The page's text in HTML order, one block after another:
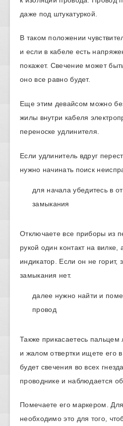
даже под штукатуркой.
В таком положении
и если в кабеле есть
покажет. Свечение может
оно все равно будет.
Еще этим девайсом можно
жилы внутри кабеля
переноске удлинителя.
Если удлинитель вдруг
нужно начинать поиск
для начала убедитесь в
замыкания
Отключаете все приборы из
рукой один контакт на вилке,
индикатор. Если он не горит,
замыкания нет.
далее нужно найти и
провод
Также прикасаетесь пальцем
и жалом отвертки ищете его
будет свечения во всех
проводнике и наблюдается
Помечаете его маркером.
необходимо это для того,